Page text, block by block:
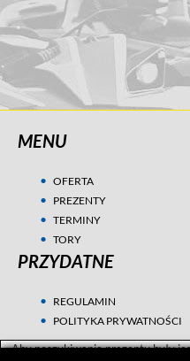
MENU
OFERTA
PREZENTY
TERMINY
TORY
PRZYDATNE
REGULAMIN
POLITYKA PRYWATNOŚCI
Aby poszukiwania prezentu były